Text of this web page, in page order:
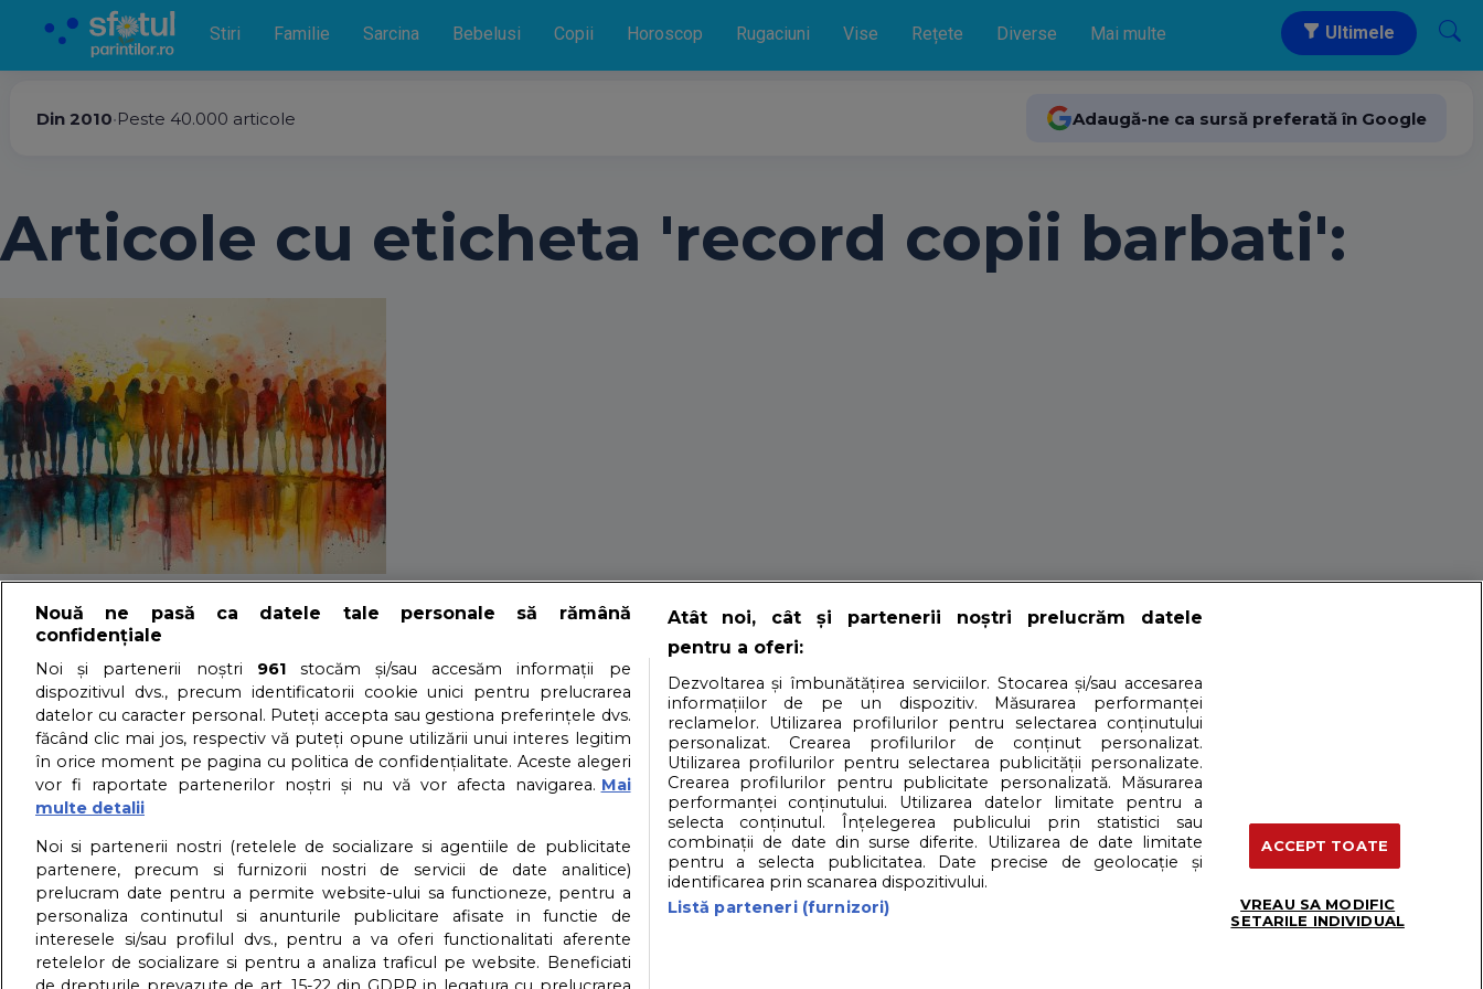
Stiri Familie Sarcina Bebelusi Copii Horoscop Rugaciuni Vise Rețete Diverse Mai multe Ultimele
Din 2010•Peste 40.000 articole Adaugă-ne ca sursă preferată în Google
Articole cu eticheta 'record copii barbati':
Cartea recordurilor: Tatii cu peste 100 de copii
27/11/2024 - Adriana Vaduva - Vizualizari: 7782
Cartea recordurilor are un capitol dedicat celor mai prolifici barbati din lume. Chiar daca progeniturile sunt rezultatul iubirii cu mai multe femei, acesti barbati au
meritul de a fi lasat in urma sute de mostenitori.
Iata 7 barbati care au peste 100 de copii:
About us – Despre noi Contact Partener: Depositphotos.com Partener: Dreamstime
GDPR – Confidentialitatea datelor cu caracter personal Politica cookies
Nouă ne pasă ca datele tale personale să rămână
confidențiale
Noi și partenerii noștri 961stocăm și/sau accesăm informații pe
dispozitivul dvs., precum identificatorii cookie unici pentru prelucrarea
datelor cu caracter personal. Puteți accepta sau gestiona preferințele dvs.
făcând clic mai jos, respectiv vă puteți opune utilizării unui interes legitim
în orice moment pe pagina cu politica de confidențialitate. Aceste alegeri
vor fi raportate partenerilor noștri și nu vă vor afecta navigarea. Mai
multe detalii
Noi si partenerii nostri (retelele de socializare si agentiile de publicitate
partenere, precum si furnizorii nostri de servicii de date analitice)
prelucram date pentru a permite website-ului sa functioneze, pentru a
personaliza continutul si anunturile publicitare afisate in functie de
interesele si/sau profilul dvs., pentru a va oferi functionalitati aferente
retelelor de socializare si pentru a analiza traficul pe website. Beneficiati
Atât noi, cât și partenerii noștri prelucrăm datele
pentru a oferi:
Dezvoltarea și îmbunătățirea serviciilor. Stocarea și/sau accesarea
informațiilor de pe un dispozitiv. Măsurarea performanței
reclamelor. Utilizarea profilurilor pentru selectarea conținutului
personalizat. Crearea profilurilor de conținut personalizat.
Utilizarea profilurilor pentru selectarea publicității personalizate.
Crearea profilurilor pentru publicitate personalizată. Măsurarea
performanței conținutului. Utilizarea datelor limitate pentru a
selecta conținutul. Înțelegerea publicului prin statistici sau
combinații de date din surse diferite. Utilizarea de date limitate
pentru a selecta publicitatea. Date precise de geolocație și
identificarea prin scanarea dispozitivului.
Listă parteneri (furnizori)
ACCEPT TOATE
VREAU SA MODIFIC
SETARILE INDIVIDUAL